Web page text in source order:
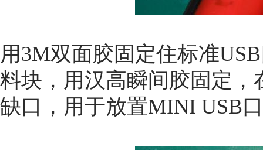
用3M双面胶固定住标准
料块，用汉高瞬间胶固定
缺口，用于放置MINI USB